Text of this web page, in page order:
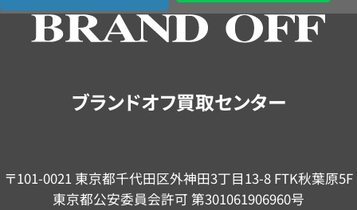
の
ブランドオフ買取センター
〒101-0021 東京都千代田区外神田3丁目13-8 FTK秋葉原5F
東京都公安委員会許可 第301061906960号